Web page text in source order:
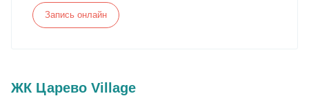
Запись онлайн
ЖК Царево Village